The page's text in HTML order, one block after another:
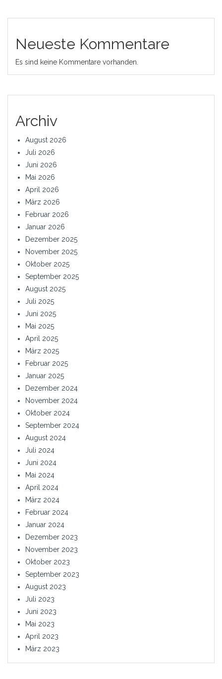
Neueste Kommentare
Es sind keine Kommentare vorhanden.
Archiv
August 2026
Juli 2026
Juni 2026
Mai 2026
April 2026
März 2026
Februar 2026
Januar 2026
Dezember 2025
November 2025
Oktober 2025
September 2025
August 2025
Juli 2025
Juni 2025
Mai 2025
April 2025
März 2025
Februar 2025
Januar 2025
Dezember 2024
November 2024
Oktober 2024
September 2024
August 2024
Juli 2024
Juni 2024
Mai 2024
April 2024
März 2024
Februar 2024
Januar 2024
Dezember 2023
November 2023
Oktober 2023
September 2023
August 2023
Juli 2023
Juni 2023
Mai 2023
April 2023
März 2023